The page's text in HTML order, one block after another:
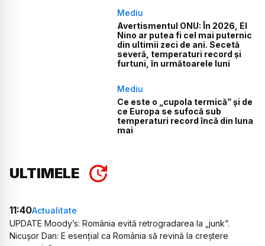
Mediu
Avertismentul ONU: În 2026, El
Nino ar putea fi cel mai puternic
din ultimii zeci de ani. Secetă
severă, temperaturi record și
furtuni, în următoarele luni
Mediu
Ce este o „cupola termică” și de
ce Europa se sufocă sub
temperaturi record încă din luna
mai
ULTIMELE
11:40Actualitate
UPDATE Moody’s: România evită retrogradarea la „junk”.
Nicușor Dan: E esențial ca România să revină la creștere